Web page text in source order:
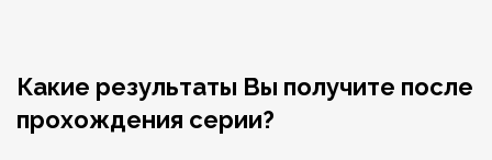
Какие результаты Вы получите после
прохождения серии?